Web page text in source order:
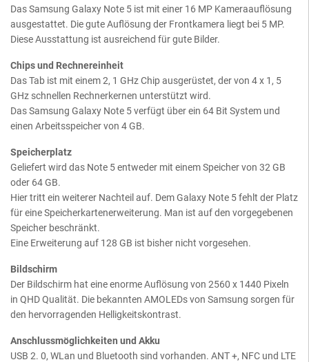
Das Samsung Galaxy Note 5 ist mit einer 16 MP Kameraauflösung
ausgestattet. Die gute Auflösung der Frontkamera liegt bei 5 MP.
Diese Ausstattung ist ausreichend für gute Bilder.
Chips und Rechnereinheit
Das Tab ist mit einem 2, 1 GHz Chip ausgerüstet, der von 4 x 1, 5
GHz schnellen Rechnerkernen unterstützt wird.
Das Samsung Galaxy Note 5 verfügt über ein 64 Bit System und
einen Arbeitsspeicher von 4 GB.
Speicherplatz
Geliefert wird das Note 5 entweder mit einem Speicher von 32 GB
oder 64 GB.
Hier tritt ein weiterer Nachteil auf. Dem Galaxy Note 5 fehlt der Platz
für eine Speicherkartenerweiterung. Man ist auf den vorgegebenen
Speicher beschränkt.
Eine Erweiterung auf 128 GB ist bisher nicht vorgesehen.
Bildschirm
Der Bildschirm hat eine enorme Auflösung von 2560 x 1440 Pixeln
in QHD Qualität. Die bekannten AMOLEDs von Samsung sorgen für
den hervorragenden Helligkeitskontrast.
Anschlussmöglichkeiten und Akku
USB 2. 0, WLan und Bluetooth sind vorhanden. ANT +, NFC und LTE